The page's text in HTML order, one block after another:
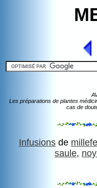
Les préparations de plantes
cas de
Infusions de
saule,